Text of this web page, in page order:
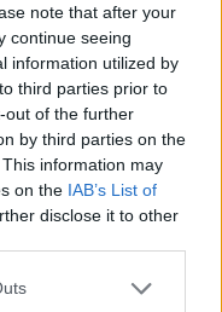
note that after your
continue seeing
information utilized by
third parties prior to
out of the further
by third parties on the
information may
on the IAB’s List of
disclose it to other
esett baja. A
pár száz méterrel
a titkosszolgálat
autós hajsza
kifejezetten aktív
egyre
2016-ban még
mellett annak